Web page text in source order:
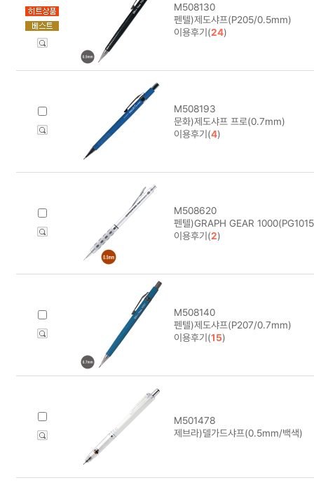
M508130
펜텔)제도샤프(P205/0.5mm)
이용후기(24)
M508193
문화)제도샤프 프로(0.7mm)
이용후기(4)
M508620
펜텔)GRAPH GEAR
이용후기(2)
M508140
펜텔)제도샤프(P207/0.7mm)
이용후기(15)
M501478
제브라)델가드샤프(0.5mm/백색)